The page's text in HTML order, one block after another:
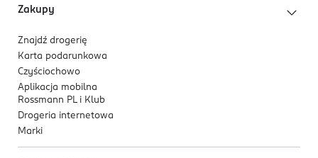
Zakupy
Znajdź drogerię
Karta podarunkowa
Czyściochowo
Aplikacja mobilna
Rossmann PL i Klub
Drogeria internetowa
Marki